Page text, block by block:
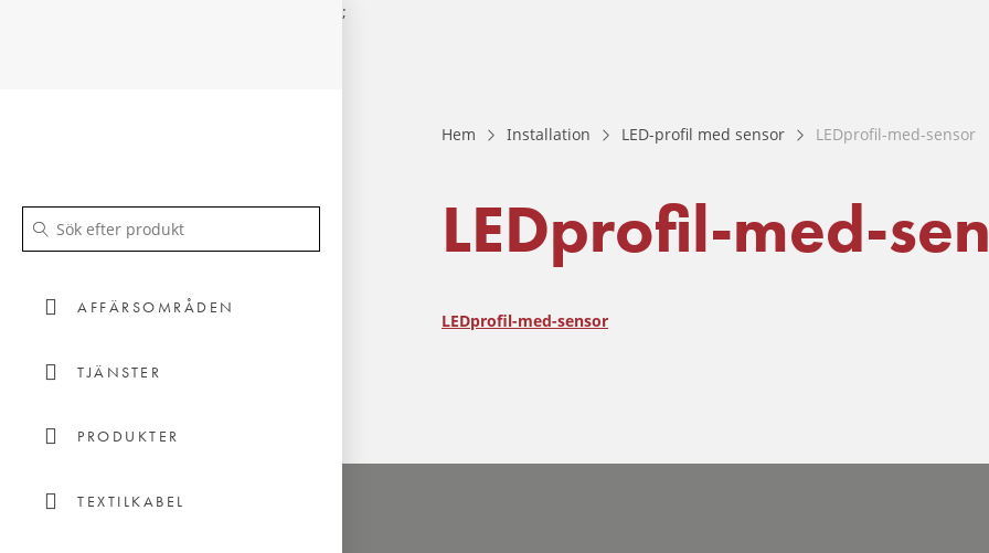
;
AFFÄRSOMRÅDEN
TJÄNSTER
PRODUKTER
TEXTILKABEL
Hem Installation LED-profil med sensor LEDprofil-med-sensor
LEDprofil-med-
LEDprofil-med-sensor